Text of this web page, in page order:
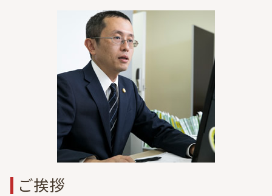
交通事故 法律事務所
症状固定 後遺障害
過失割合
保険会社 休業補償
調停 不成立 裁判
離婚 裁判 長期化
経済的 DV
離婚 親権 決め方
離婚 弁護士を立てて話し合い
養育費 公正証書 減額
親権 裁判
不動産トラブル 弁護士 相談 東京
民事再生 弁護士 相談 港区
家事事件 弁護士 相談 港区
結婚詐欺 弁護士 相談 東京
相続 弁護士 相談 港区
債権回収 弁護士 相談 東京
倒産 弁護士 相談 東京
離婚 弁護士 相談 東京
債務整理 弁護士 相談 港区
交通事故 弁護士 相談 都内
ご挨拶